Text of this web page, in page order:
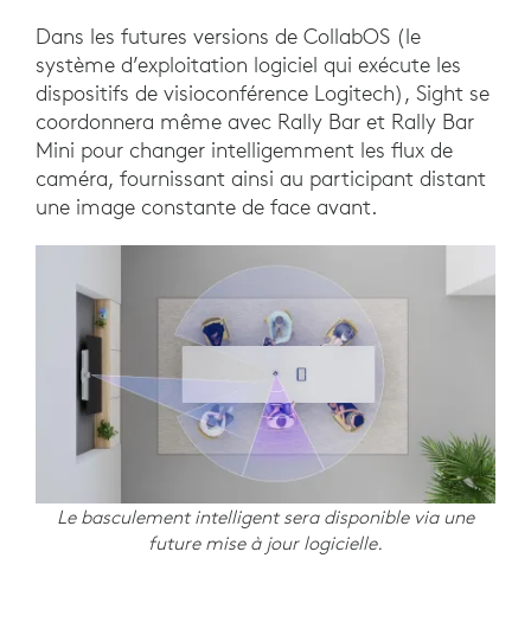
Dans les futures versions de CollabOS (le
système d’exploitation logiciel qui exécute les
dispositifs de visioconférence Logitech), Sight se
coordonnera même avec Rally Bar et Rally Bar
Mini pour changer intelligemment les flux de
caméra, fournissant ainsi au participant distant
une image constante de face avant.
Le basculement intelligent sera disponible via une
future mise à jour logicielle.